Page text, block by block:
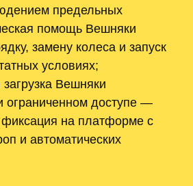
предельных
помощь Вешняки
замену колеса и запуск
условиях;
Вешняки
ограниченном доступе —
на платформе с
и автоматических